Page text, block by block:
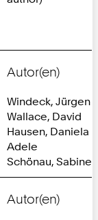
Autor(en)
Windeck, Jürgen
Wallace, David
Hausen, Daniela
Adele
Schönau, Sabine
Autor(en)